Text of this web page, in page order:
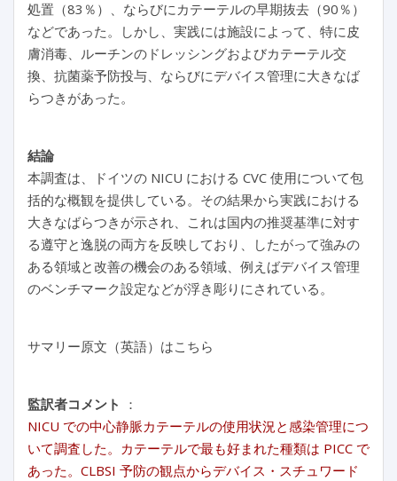
処置（83％）、ならびにカテーテルの早期抜去（90％）
などであった。しかし、実践には施設によって、特に皮
膚消毒、ルーチンのドレッシングおよびカテーテル交
換、抗菌薬予防投与、ならびにデバイス管理に大きなば
らつきがあった。
結論
本調査は、ドイツの NICU における CVC 使用について包
括的な概観を提供している。その結果から実践における
大きなばらつきが示され、これは国内の推奨基準に対す
る遵守と逸脱の両方を反映しており、したがって強みの
ある領域と改善の機会のある領域、例えばデバイス管理
のベンチマーク設定などが浮き彫りにされている。
サマリー原文（英語）はこちら
監訳者コメント
：
NICU での中心静脈カテーテルの使用状況と感染管理につ
いて調査した。カテーテルで最も好まれた種類は PICC で
あった。CLBSI 予防の観点からデバイス・スチュワード